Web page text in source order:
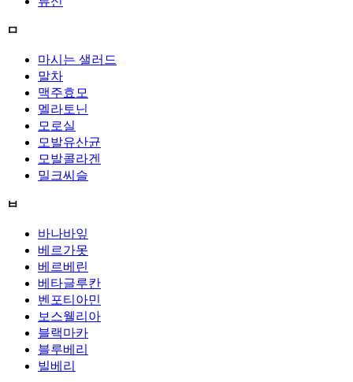
ㅁ
마시는 샐러드
말차
맥주효모
멜라토닌
모로실
모발유산균
모발콜라겐
밀크씨슬
ㅂ
바나바잎
베르가못
베르베린
베타글루칸
벤포티아민
보스웰리아
블랙마카
블루베리
빌베리